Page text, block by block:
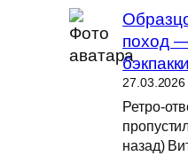
поход
27.03.2026
Ретро-
назад)